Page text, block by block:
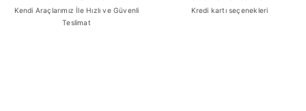
Kendi Araçlarımız İle Hızlı ve Güvenli
Teslimat
Kredi kartı seçenekleri